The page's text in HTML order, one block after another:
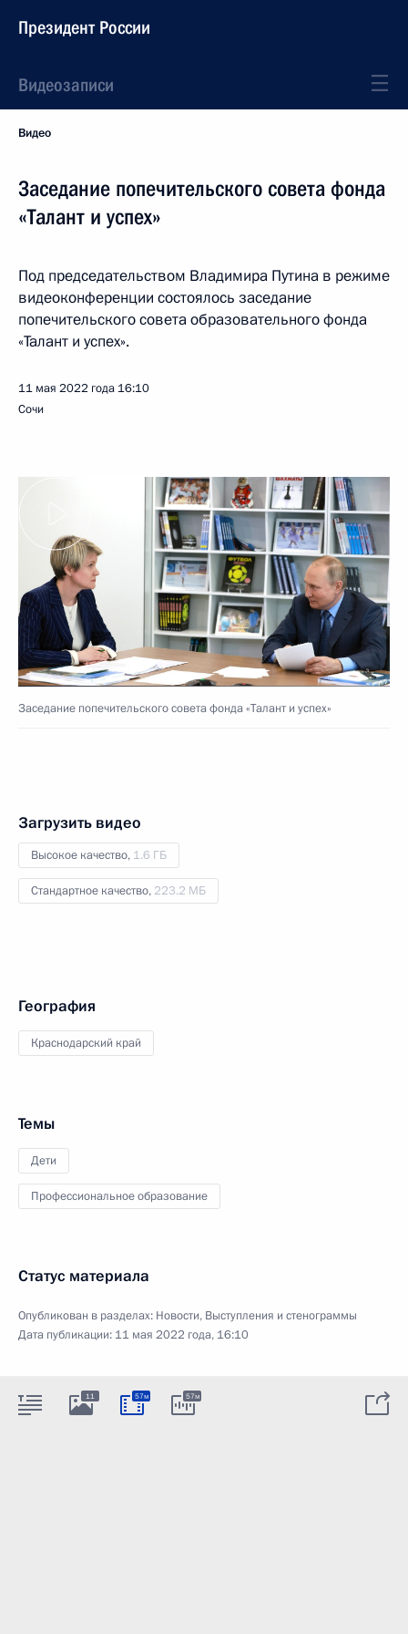
Президент России
Видеозаписи
Видео
Заседание попечительского совета фонда
«Талант и успех»
Под председательством Владимира Путина в режиме
видеоконференции состоялось заседание
попечительского совета образовательного фонда
«Талант и успех».
11 мая 2022 года 16:10
Сочи
Заседание попечительского совета фонда «Талант и успех»
Загрузить видео
Высокое качество, 1.6 ГБ
Стандартное качество, 223.2 МБ
География
Краснодарский край
Темы
Дети
Профессиональное образование
Статус материала
Опубликован в разделах: Новости, Выступления и стенограммы
Дата публикации: 11 мая 2022 года, 16:10
11 57м 57м